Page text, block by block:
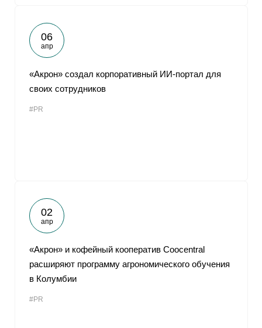
06
апр
«Акрон» создал корпоративный ИИ-портал для
своих сотрудников
#PR
02
апр
«Акрон» и кофейный кооператив Coocentral
расширяют программу агрономического обучения
в Колумбии
#PR